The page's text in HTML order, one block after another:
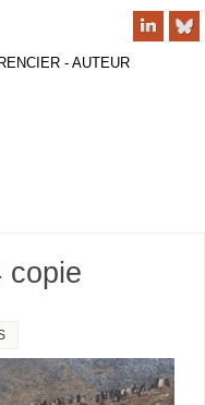
- AUTEUR
copie